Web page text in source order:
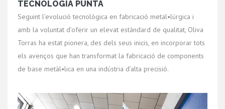
TECNOLOGIA PUNTA
Seguint l’evolució tecnològica en fabricació metal•lúrgica i
amb la voluntat d’oferir un elevat estàndard de qualitat, Oliva
Torras ha estat pionera, des dels seus inicis, en incorporar tots
els avenços que han transformat la fabricació de components
de base metàl•lica en una indústria d’alta precisió.